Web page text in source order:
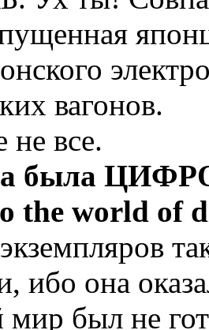
вагонов.
не все.
была
the world of
ибо она
был не